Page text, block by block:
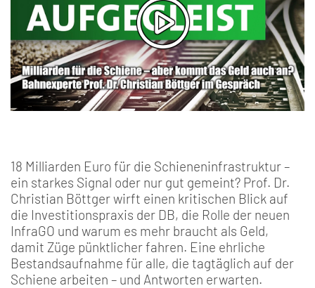
18 Milliarden Euro für die Schieneninfrastruktur –
ein starkes Signal oder nur gut gemeint? Prof. Dr.
Christian Böttger wirft einen kritischen Blick auf
die Investitionspraxis der DB, die Rolle der neuen
InfraGO und warum es mehr braucht als Geld,
damit Züge pünktlicher fahren. Eine ehrliche
Bestandsaufnahme für alle, die tagtäglich auf der
Schiene arbeiten – und Antworten erwarten.